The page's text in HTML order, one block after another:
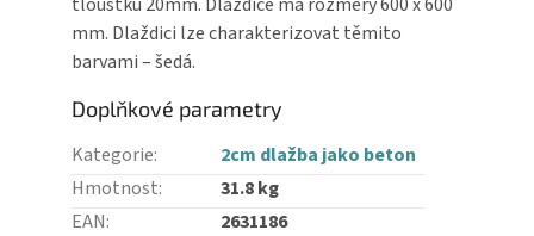
mm. Dlaždici lze charakterizovat těmito
barvami – šedá.
Doplňkové parametry
Kategorie:
2cm dlažba jako beton
Hmotnost:
31.8 kg
EAN:
2631186